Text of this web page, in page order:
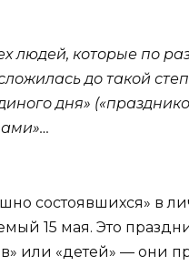
людей, которые по
до такой
дня»
состоявшихся» в
15 мая. Это
или «детей» — они